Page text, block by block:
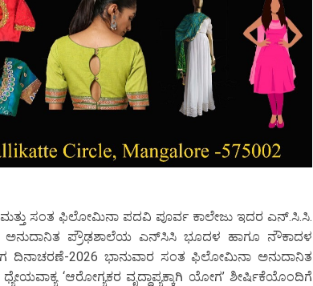
ಮತ್ತು ಸಂತ ಫಿಲೋಮಿನಾ ಪದವಿ ಪೂರ್ವ ಕಾಲೇಜು ಇದರ ಎನ್.ಸಿ.ಸಿ.
ಪ್ರೌಢಶಾಲೆಯ ಎನ್‌ಸಿಸಿ ಭೂದಳ ಹಾಗೂ ನೌಕಾದಳ
2026 ಭಾನುವಾರ ಸಂತ ಫಿಲೋಮಿನಾ ಅನುದಾನಿತ
‘ಆರೋಗ್ಯಕರ ವೃದ್ಧಾಪ್ಯಕ್ಕಾಗಿ ಯೋಗ’ ಶೀರ್ಷಿಕೆಯೊಂದಿಗೆ